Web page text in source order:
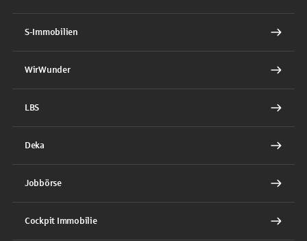
S-Immobilien
WirWunder
LBS
Deka
Jobbörse
Cockpit Immobilie